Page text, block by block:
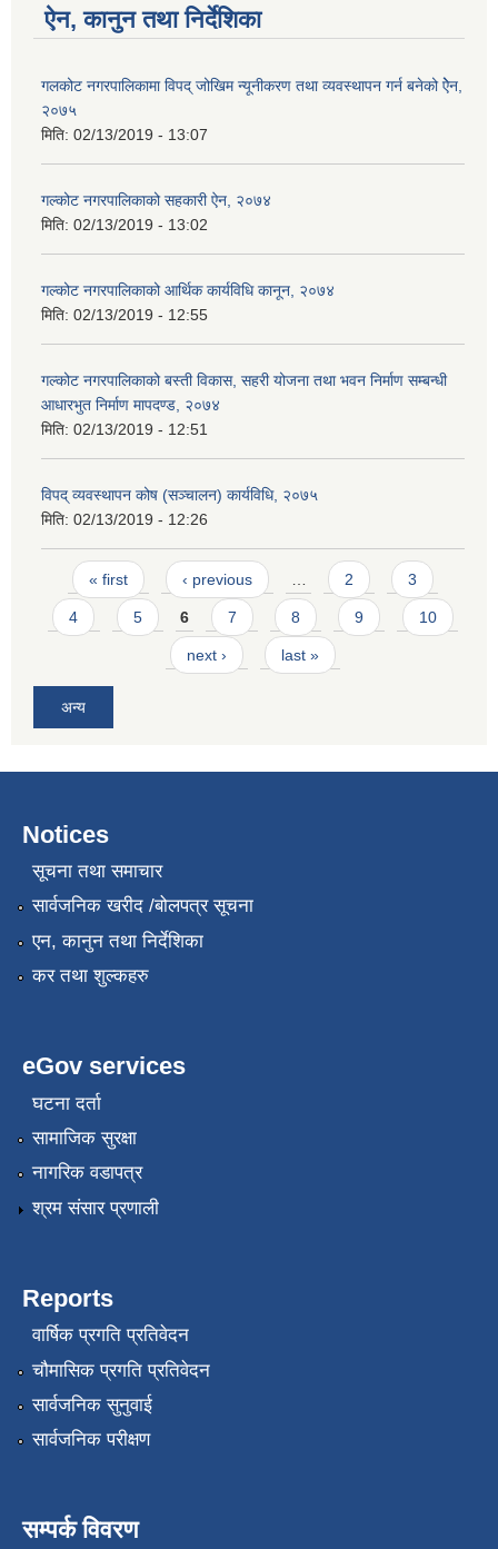
ऐन, कानुन तथा निर्देशिका
गलकोट नगरपालिकामा विपद् जोखिम न्यूनीकरण तथा व्यवस्थापन गर्न बनेको ऐेन,
२०७५
मिति: 02/13/2019 - 13:07
गल्कोट नगरपालिकाको सहकारी ऐन, २०७४
मिति: 02/13/2019 - 13:02
गल्कोट नगरपालिकाको आर्थिक कार्यविधि कानून, २०७४
मिति: 02/13/2019 - 12:55
गल्कोट नगरपालिकाको बस्ती विकास, सहरी योजना तथा भवन निर्माण सम्बन्धी
आधारभुत निर्माण मापदण्ड, २०७४
मिति: 02/13/2019 - 12:51
विपद् व्यवस्थापन कोष (सञ्चालन) कार्यविधि, २०७५
मिति: 02/13/2019 - 12:26
Pages
« first ‹ previous 2 3
4 5 6 7 8 9 10
next › last »
अन्य
Notices
सूचना तथा समाचार
सार्वजनिक खरीद /बोलपत्र सूचना
एन, कानुन तथा निर्देशिका
कर तथा शुल्कहरु
eGov services
घटना दर्ता
सामाजिक सुरक्षा
नागरिक वडापत्र
श्रम संसार प्रणाली
Reports
वार्षिक प्रगति प्रतिवेदन
चौमासिक प्रगति प्रतिवेदन
सार्वजनिक सुनुवाई
सार्वजनिक परीक्षण
सम्पर्क विवरण